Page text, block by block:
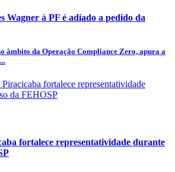
Wagner à PF é adiado a pedido da
âmbito da Operação Compliance Zero, apura a
fortalece representatividade durante